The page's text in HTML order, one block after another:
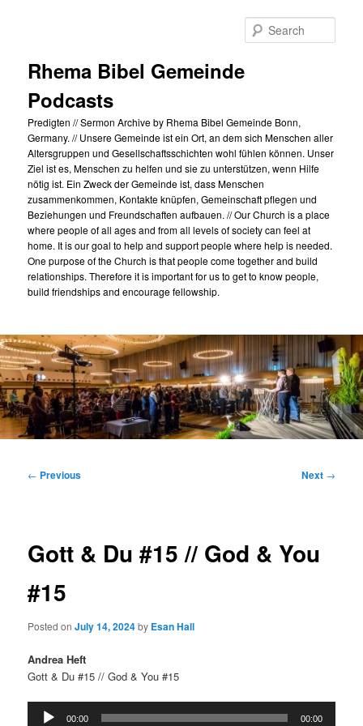
Rhema Bibel Gemeinde
Podcasts
Predigten // Sermon Archive by Rhema Bibel Gemeinde Bonn,
Germany. // Unsere Gemeinde ist ein Ort, an dem sich Menschen aller
Altersgruppen und Gesellschaftsschichten wohl fühlen können. Unser
Ziel ist es, Menschen zu helfen und sie zu unterstützen, wenn Hilfe
nötig ist. Ein Zweck der Gemeinde ist, dass Menschen
zusammenkommen, Kontakte knüpfen, Gemeinschaft pflegen und
Beziehungen und Freundschaften aufbauen. // Our Church is a place
where people of all ages and from all levels of society can feel at
home. It is our goal to help and support people where help is needed.
One purpose of the Church is that people come together and build
relationships. Therefore it is important for us to get to know people,
build friendships and encourage fellowship.
Post
← Previous Next →
Gott & Du #15 // God & You
#15
Posted onJuly 14, 2024by Esan Hall
Andrea Heft
Gott & Du #15 // God & You #15
Audio
00:00 00:00